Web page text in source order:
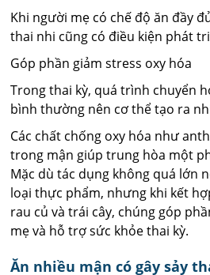
Khi người mẹ có chế độ ăn đầy
thai nhi cũng có điều kiện phát
Góp phần giảm stress oxy hóa
Trong thai kỳ, quá trình chuyển
bình thường nên cơ thể tạo ra
Các chất chống oxy hóa như
trong mận giúp trung hòa một
Mặc dù tác dụng không quá lớn
loại thực phẩm, nhưng khi kết
rau củ và trái cây, chúng góp
mẹ và hỗ trợ sức khỏe thai kỳ.
Ăn nhiều mận có gây sảy